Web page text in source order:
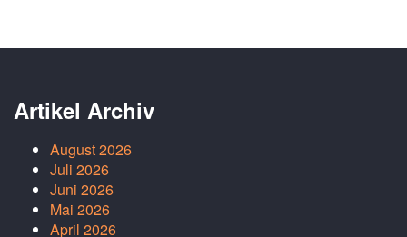
Artikel Archiv
August 2026
Juli 2026
Juni 2026
Mai 2026
April 2026